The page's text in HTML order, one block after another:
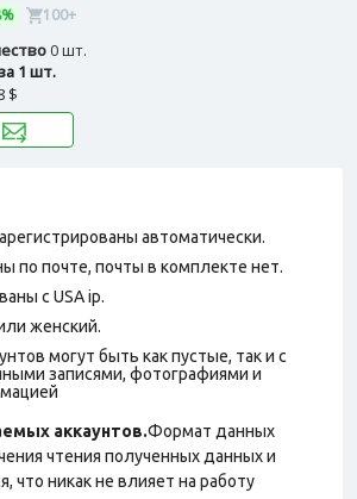
100+
0 шт.
1 шт.
$
автоматически.
по почте, почты в комплекте нет.
с USA ip.
женский.
могут быть как пустые, так и с
записями, фотографиями и
аккаунтов.Формат данных
чтения полученных данных и
что никак не влияет на работу